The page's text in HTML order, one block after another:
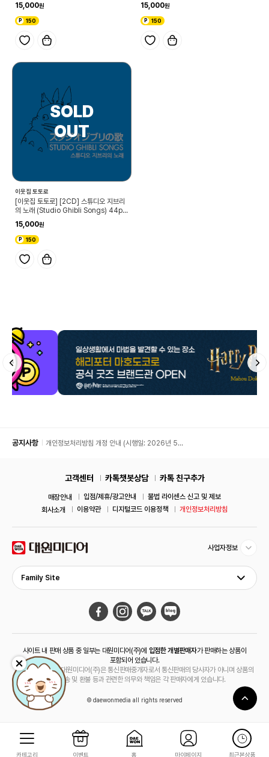
15,000
150
15,000
150
이웃집 토토로
[이웃집 토토로] [2CD] 스튜디오 지브리
의 노래 (Studio Ghibli Songs) 44p
15,000
150
공지사항
개인정보처리방침 개정 안내 (시행일: 2026년 5월
고객센터 카톡챗봇상담 카톡 친구추가
매장안내 입점/제휴/광고안내
불법 라이센스 신고 및 제보
회사소개
이용약관 디지털코드 이용정책 개인정보처리방침
사업자정보
Family Site
사이트 내 판매 상품 중 일부는 대원미디어(주)에 입점한 개별판매자가 판매하는 상품이
포함되어 있습니다.
해당 상품의 경우 대원미디어(주)은 통신판매중개자로서 통신판매의 당사자가 아니며 상품의
주문, 배송 및 환불 등과 관련한 의무와 책임은 각 판매자에게 있습니다.
© daewonmedia all rights reserved
카테고리 이벤트 홈 마이페이지 최근본상품